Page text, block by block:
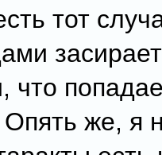
тот
что
же, я